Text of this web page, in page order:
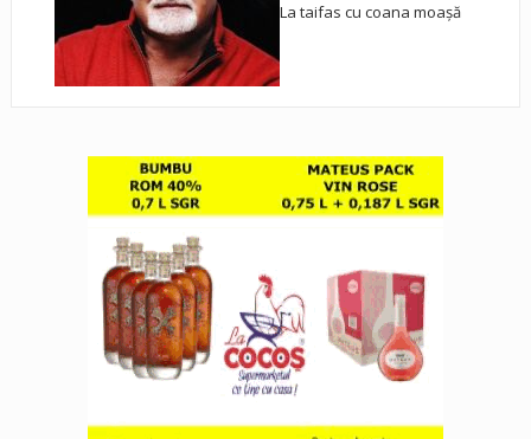
La taifas cu coana moașă